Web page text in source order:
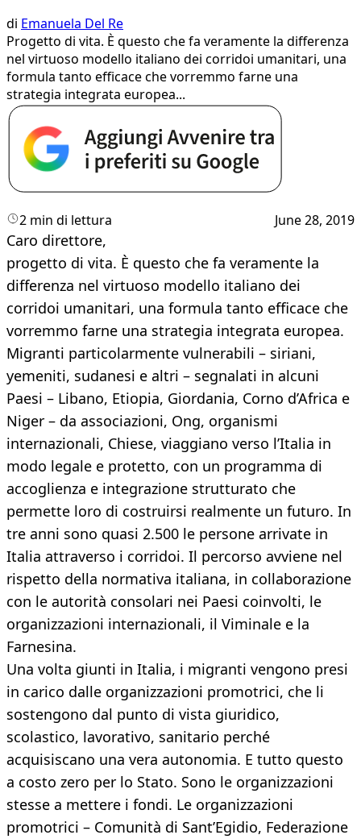
di Emanuela Del Re
Progetto di vita. È questo che fa veramente la differenza
nel virtuoso modello italiano dei corridoi umanitari, una
formula tanto efficace che vorremmo farne una
strategia integrata europea...
2 min di lettura June 28, 2019
Caro direttore,
progetto di vita. È questo che fa veramente la
differenza nel virtuoso modello italiano dei
corridoi umanitari, una formula tanto efficace che
vorremmo farne una strategia integrata europea.
Migranti particolarmente vulnerabili – siriani,
yemeniti, sudanesi e altri – segnalati in alcuni
Paesi – Libano, Etiopia, Giordania, Corno d’Africa e
Niger – da associazioni, Ong, organismi
internazionali, Chiese, viaggiano verso l’Italia in
modo legale e protetto, con un programma di
accoglienza e integrazione strutturato che
permette loro di costruirsi realmente un futuro. In
tre anni sono quasi 2.500 le persone arrivate in
Italia attraverso i corridoi. Il percorso avviene nel
rispetto della normativa italiana, in collaborazione
con le autorità consolari nei Paesi coinvolti, le
organizzazioni internazionali, il Viminale e la
Farnesina.
Una volta giunti in Italia, i migranti vengono presi
in carico dalle organizzazioni promotrici, che li
sostengono dal punto di vista giuridico,
scolastico, lavorativo, sanitario perché
acquisiscano una vera autonomia. E tutto questo
a costo zero per lo Stato. Sono le organizzazioni
stesse a mettere i fondi. Le organizzazioni
promotrici – Comunità di Sant’Egidio, Federazione